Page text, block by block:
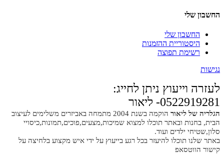
החשבון שלי
החשבון שלי
היסטוריית ההזמנות
רשימת תפוצה
נגישות
לעזרה וייעוץ ניתן לחייג:
0522919281- ליאור
הגלריה של ליאור
הוקמה בשנת 2004 מתמחה באביזרים משלימים לעיצוב
הבית, בחנות ובאתר תוכלו למצוא שמיכות,מצעים,פוכים,תמונות,כיסויי
סלון,שטיחי ילדים ועוד.
באתר שלנו תוכלו להיעזר בכל רגע בייעוץ על ידי איש מקצוע בלחיצה על
קישור הווטסאפ